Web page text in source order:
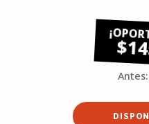
Antes: